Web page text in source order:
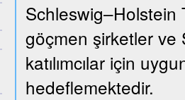
Schleswig–Holstein
göçmen şirketler ve
katılımcılar için
hedeflemektedir.